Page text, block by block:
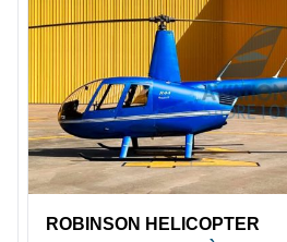
ROBINSON HELICOPTER